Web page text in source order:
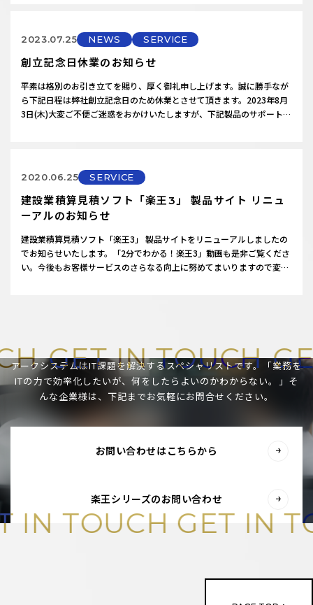
2023.07.25 NEWS SERVICE
創立記念日休業のお知らせ
平素は格別のお引き立てを賜り、厚く御礼申し上げます。誠に勝手なが
ら下記日程は弊社創立記念日のため休業とさせて頂きます。2023年8月
3日(木)大変ご不便ご迷惑をおかけいたしますが、下記製品のサポートサ
2020.06.25 SERVICE
建設業積算見積ソフト「楽王3」 製品サイト リニュ
ーアルのお知らせ
建設業積算見積ソフト「楽王3」 製品サイトをリニューアルしましたの
でお知らせいたします。「2分でわかる！楽王3」動画も是非ご覧くださ
い。今後もお客様サービスのさらなる向上に努めてまいりますので変わ
GET IN TOUCH GET
アークシステムはIT課題を解決するスペシャリストです。
「業務を
ITの力で効率化したいが、何をしたらよいのかわからない。」 そ
んな企業様は、下記までお気軽にお問合せください。
お問い合わせはこちらから
楽王シリーズのお問い合わせ
IN TOUCH GET